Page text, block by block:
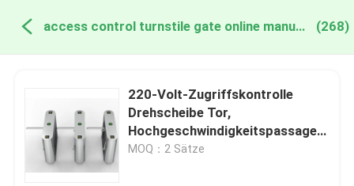
access control turnstile gate online manufacture (268)
220-Volt-Zugriffskontrolle
Drehscheibe Tor,
Hochgeschwindigkeitspassage
Stativ Sicherheitstore
MOQ：2 Sätze